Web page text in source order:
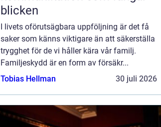
blicken
I livets oförutsägbara uppföljning är det få
saker som känns viktigare än att säkerställa
trygghet för de vi håller kära vår familj.
Familjeskydd är en form av försäkr...
Tobias Hellman
30 juli 2026